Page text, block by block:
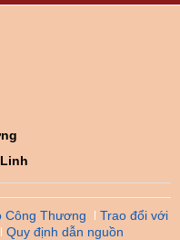
Công Thương
Trao đổi với
Quy định dẫn nguồn